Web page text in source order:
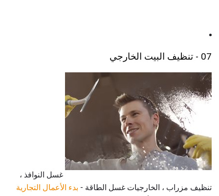
07 - تنظيف البيت الخارجي
غسل النوافذ ،
تنظيف مزراب ، الخارجيات غسل الطاقة - بدء الأعمال التجارية